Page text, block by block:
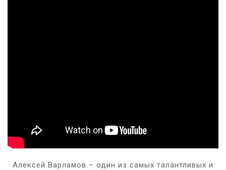
Алексей Варламов – один из самых талантливых и